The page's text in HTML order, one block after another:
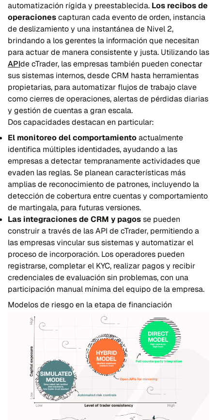
automatización rígida y preestablecida. Los recibos de
operacionescapturan cada evento de orden, instancia
de deslizamiento y una instantánea de Nivel 2,
brindando a los gerentes la información que necesitan
para actuar de manera consistente y justa. Utilizando las
APIde cTrader, las empresas también pueden conectar
sus sistemas internos, desde CRM hasta herramientas
propietarias, para automatizar flujos de trabajo clave
como cierres de operaciones, alertas de pérdidas diarias
y gestión de cuentas a gran escala.
Dos capacidades destacan en particular:
El monitoreo del comportamientoactualmente
identifica múltiples identidades, ayudando a las
empresas a detectar tempranamente actividades que
evaden las reglas. Se planean características más
amplias de reconocimiento de patrones, incluyendo la
detección de cobertura entre cuentas y comportamiento
de martingala, para futuras versiones.
Las integraciones de CRM y pagosse pueden
construir a través de las API de cTrader, permitiendo a
las empresas vincular sus sistemas y automatizar el
proceso de incorporación. Los operadores pueden
registrarse, completar el KYC, realizar pagos y recibir
credenciales de evaluación sin problemas, con una
participación manual mínima del equipo de la empresa.
Modelos de riesgo en la etapa de financiación